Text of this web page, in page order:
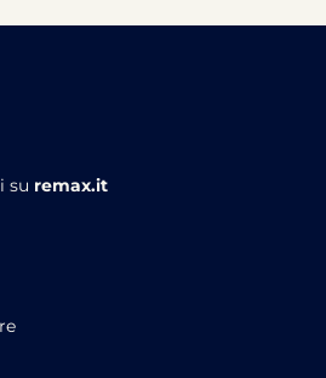
su remax.it